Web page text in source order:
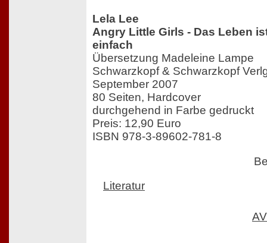
Lela Lee
Angry Little Girls - Das Leben
einfach
Übersetzung Madeleine Lampe
Schwarzkopf & Schwarzkopf
September 2007
80 Seiten, Hardcover
durchgehend in Farbe gedruckt
Preis: 12,90 Euro
ISBN 978-3-89602-781-8
Literatur